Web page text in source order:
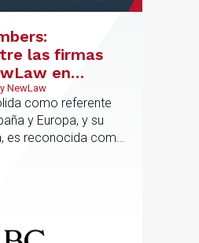
las firmas
en
NewLaw
como referente
y Europa, y su
es reconocida como